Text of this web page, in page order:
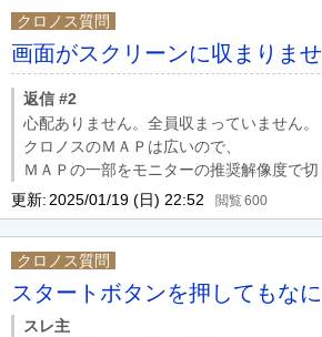
クロノス質問
画面がスクリーンに収まりま
返信 #2
心配ありません。全員収まっていません。
クロノスのＭＡＰは広いので、
ＭＡＰの一部をモニターの推奨解像度で切
ないのです。
更新: 2025/01/19 (日) 22:52 600
クロノス質問
スタートボタンを押してもな
スレ主